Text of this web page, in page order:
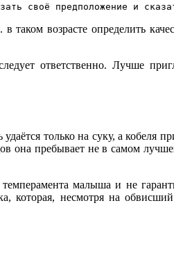
своё предположение и
возрасте определить
ответственно. Лучше
только на суку, а кобеля
она пребывает не в самом
малыша и не
которая, несмотря на